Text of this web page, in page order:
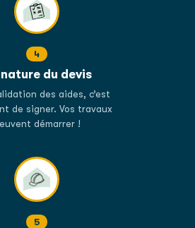
4
du devis
des aides, c’est
de signer. Vos travaux
démarrer !
5